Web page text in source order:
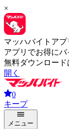
×
マッハバイトアプ
アプリでお得にバ
無料ダウンロード
開く
0
キープ
メニュー